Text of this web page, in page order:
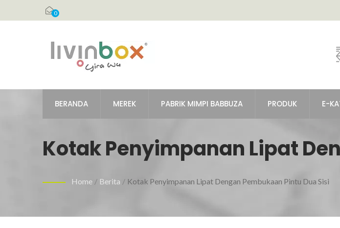
0
BERANDA MEREK PABRIK MIMPI BABBUZA PRODUK E-
Kotak Penyimpanan Lipat
SisiHome / Berita / Kotak Penyimpanan Lipat Dengan Pembukaan Pintu Dua Sisi